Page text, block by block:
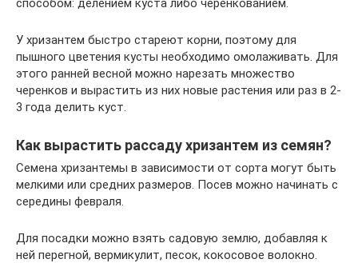
способом: делением куста либо черенкованием.
У хризантем быстро стареют корни, поэтому для
пышного цветения кусты необходимо омолаживать. Для
этого ранней весной можно нарезать множество
черенков и вырастить из них новые растения или раз в 2-
3 года делить куст.
Как вырастить рассаду хризантем из семян?
Семена хризантемы в зависимости от сорта могут быть
мелкими или средних размеров. Посев можно начинать с
середины февраля.
Для посадки можно взять садовую землю, добавляя к
ней перегной, вермикулит, песок, кокосовое волокно.